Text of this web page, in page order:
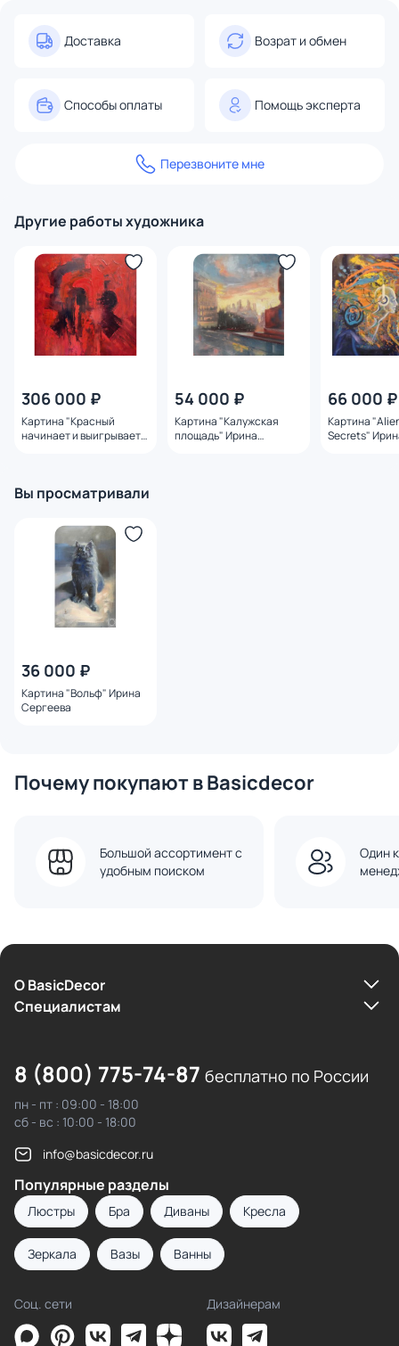
Доставка Возрат и обмен
Способы оплаты Помощь эксперта
Перезвоните мне
Другие работы художника
306 000 ₽
Картина "Красный
начинает и выигрывает"
54 000 ₽
Картина "Калужская
площадь" Ирина
66 000 ₽
Картина
Secrets"
Вы просматривали
36 000 ₽
Картина "Вольф" Ирина
Сергеева
Почему покупают в Basicdecor
Большой ассортимент с
удобным поиском
Один
О BasicDecor
Cпециалистам
8 (800) 775-74-87 бесплатно по России
пн - пт : 09:00 - 18:00
сб - вс : 10:00 - 18:00
info@basicdecor.ru
Популярные разделы
Люстры Бра Диваны Кресла
Зеркала Вазы Ванны
Соц. сети Дизайнерам